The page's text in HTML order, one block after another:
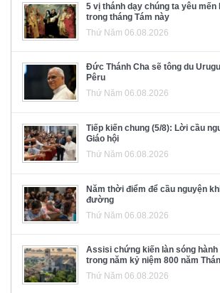
5 vị thánh dạy chúng ta yêu mến
trong tháng Tám này
Thứ Năm 06.08.2026
Đức Thánh Cha sẽ tông du
Pêru
Thứ Năm 06.08.2026
Tiếp kiến chung (5/8): Lời cầu
Giáo hội
Thứ Năm 06.08.2026
Năm thời điểm để cầu nguyện
đường
Thứ Năm 06.08.2026
Assisi chứng kiến làn sóng
trong năm kỷ niệm 800 năm
Thứ Năm 06.08.2026